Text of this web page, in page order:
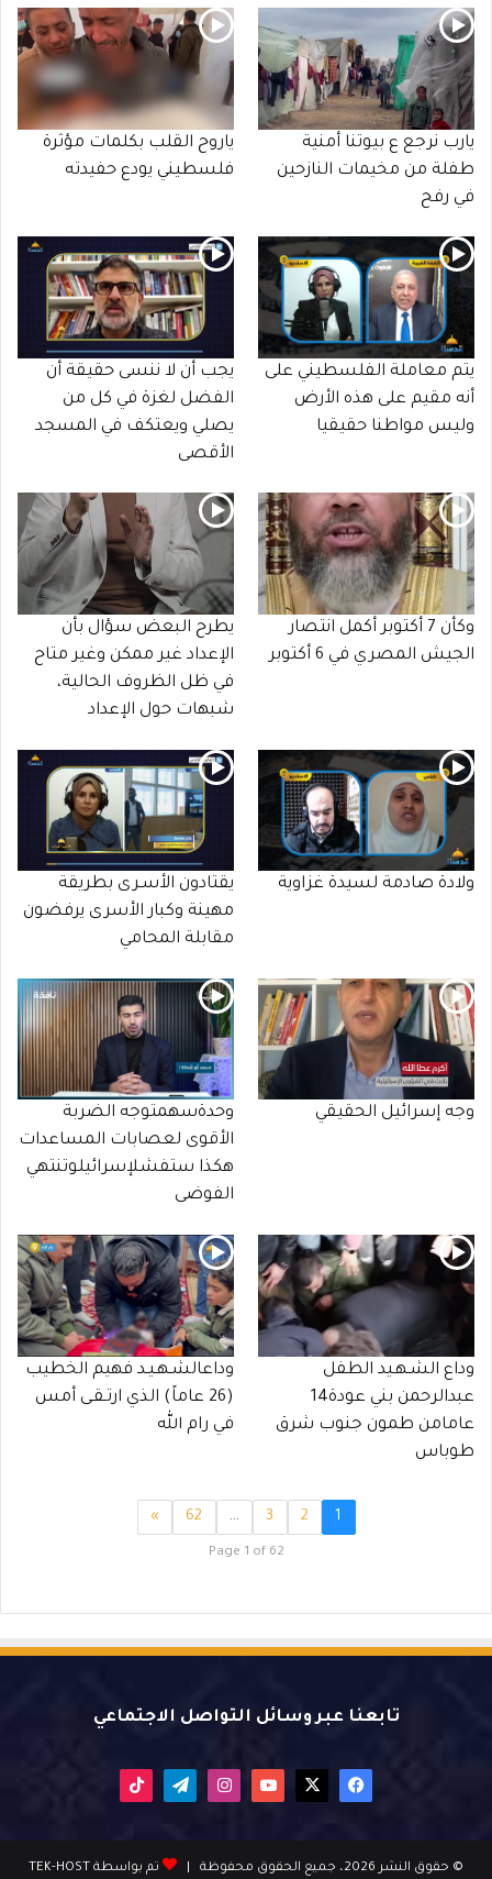
يارب نرجع ع بيوتنا أمنية
طفلة من مخيمات النازحين
في رفح
ياروح القلب بكلمات مؤثرة
فلسطيني يودع حفيدته
يتم معاملة الفلسطيني على
أنه مقيم على هذه الأرض
وليس مواطنا حقيقيا
يجب أن لا ننسى حقيقة أن
الفضل لغزة في كل من
يصلي ويعتكف في المسجد
الأقصى
وكأن 7 أكتوبر أكمل انتصار
الجيش المصري في 6 أكتوبر
يطرح البعض سؤال بأن
الإعداد غير ممكن وغير متاح
في ظل الظروف الحالية،
شبهات حول الإعداد
ولادة صادمة لسيدة غزاوية
يقتادون الأسـرى بطريقة
مهينة وكبار الأسرى يرفضون
مقابلة المحامي
وجه إسرائيل الحقيقي
وحدةسهمتوجه الضربة
الأقوى لعصابات المساعدات
هكذا ستفشلإسرائيلوتنتهي
الفوضى
وداع الشـهـيد الطفل
عبدالرحمن بني عودة14
عامامن طمون جنوب شرق
طوباس
وداعالشـهـيـد فهيم الخطيب
(26 عاماً) الذي ارتـقـى أمس
في رام الله
1
2
3
…
62
»
Page 1 of 62
تابعنا عبر وسائل التواصل الاجتماعي
فيسبوك يوتيوب انستقرام تيلقرام
© حقوق النشر 2026، جميع الحقوق محفوظة | تم بواسطة TEK-HOST